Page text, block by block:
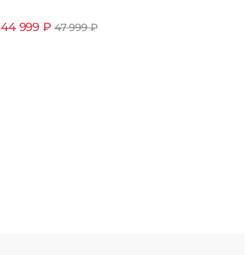
44 999 ₽ 47 999₽